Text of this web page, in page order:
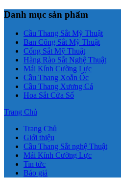
Danh mục sản phẩm
Cầu Thang Sắt Mỹ Thuật
Ban Công Sắt Mỹ Thuật
Cổng Sắt Mỹ Thuật
Hàng Rào Sắt Nghệ Thuật
Mái Kính Cường Lực
Cầu Thang Xoắn Ốc
Cầu Thang Xương Cá
Hoa Sắt Cửa Sổ
Trang Chủ
Trang Chủ
Giới thiệu
Cầu Thang Sắt nghệ Thuật
Mái Kính Cường Lực
Tin tức
Báo giá